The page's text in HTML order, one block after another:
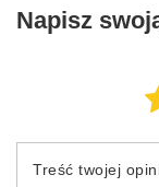
Napisz
Treść twojej